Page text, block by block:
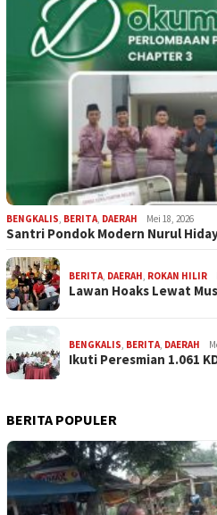
BENGKALIS, BERITA, DAERAH Mei 18, 2026
Santri Pondok Modern Nurul
BERITA, DAERAH, ROKAN HILIR
Lawan Hoaks Lewat
BENGKALIS, BERITA, DAERAH
Ikuti Peresmian 1.061
BERITA POPULER